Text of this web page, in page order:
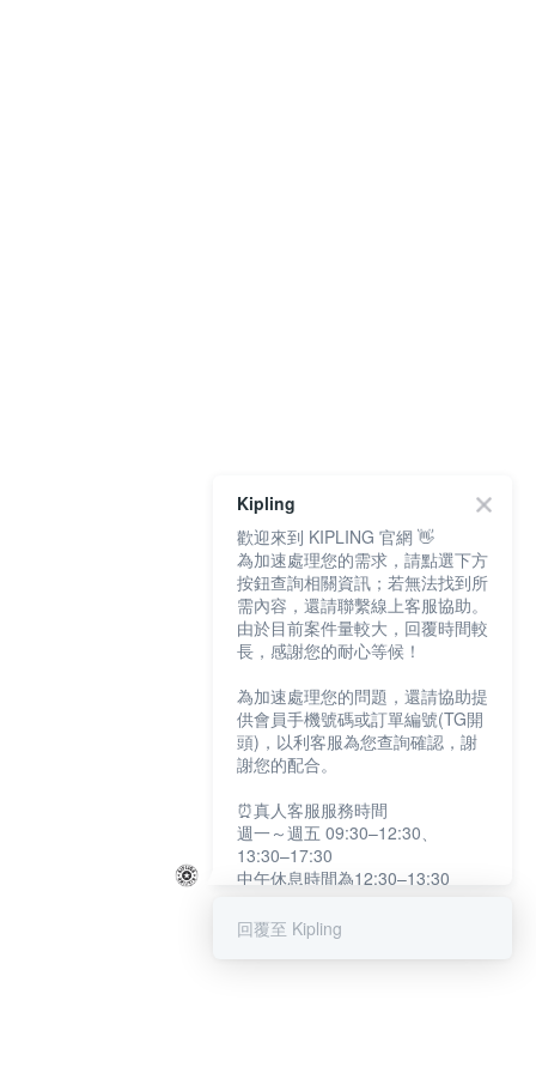
Kipling
歡迎來到 KIPLING 官網 👋
為加速處理您的需求，請點選下方
按鈕查詢相關資訊；若無法找到所
需內容，還請聯繫線上客服協助。
由於目前案件量較大，回覆時間較
長，感謝您的耐心等候！
為加速處理您的問題，還請協助提
供會員手機號碼或訂單編號(TG開
頭)，以利客服為您查詢確認，謝
謝您的配合。
⏰真人客服服務時間
週一～週五 09:30–12:30、
13:30–17:30
中午休息時間為12:30–13:30
提醒您：系統會自動已讀訊息，如
回覆至 Kipling